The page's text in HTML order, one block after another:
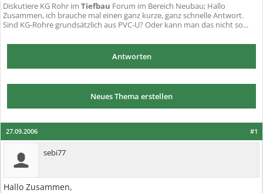
Diskutiere KG Rohr im Tiefbau Forum im Bereich Neubau; Hallo
Zusammen, ich brauche mal einen ganz kurze, ganz schnelle Antwort.
Sind KG-Rohre grundsätzlich aus PVC-U? Oder kann man das nicht so...
Antworten
Neues Thema erstellen
#1
27.09.2006
sebi77
Hallo Zusammen,